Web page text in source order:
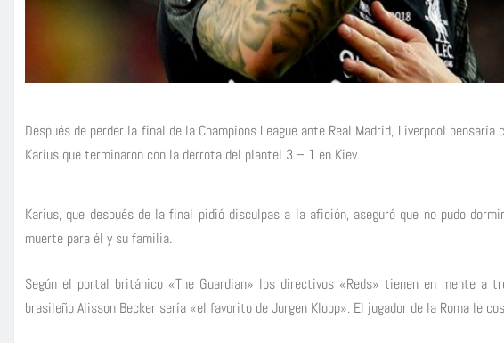
Después de perder la final de la Champions League ante Real Madrid, Liverpool
Karius que terminaron con la derrota del plantel 3 – 1 en Kiev.
Karius, que después de la final pidió disculpas a la afición, aseguró que no pudo
muerte para él y su familia.
Según el portal británico «The Guardian» los directivos «Reds» tienen en mente a
brasileño Alisson Becker sería «el favorito de Jurgen Klopp». El jugador de la Roma le